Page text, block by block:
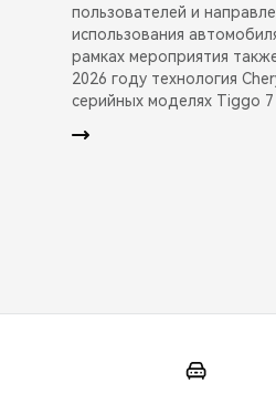
пользователей и
использования
рамках мероприятия
2026 году технология
серийных моделях Tiggo 7